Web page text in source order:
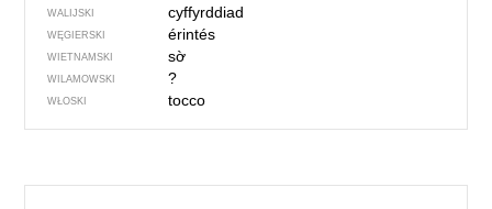
WALIJSKI cyffyrddiad
WĘGIERSKI érintés
WIETNAMSKI sờ
WILAMOWSKI ?
WŁOSKI tocco